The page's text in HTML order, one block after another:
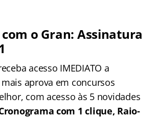
o Gran: Assinatura
acesso IMEDIATO a
aprova em concursos
com acesso às 5 novidades
com 1 clique, Raio-